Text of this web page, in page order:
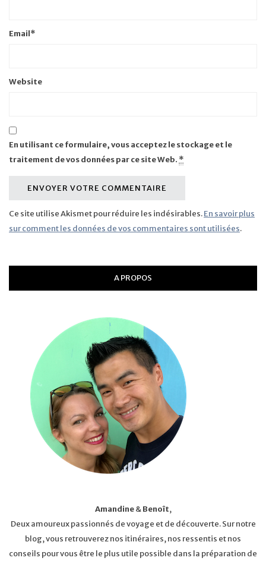
Email*
Website
En utilisant ce formulaire, vous acceptez le stockage et le
traitement de vos données par ce site Web. *
Ce site utilise Akismet pour réduire les indésirables.En savoir plus
sur comment les données de vos commentaires sont utilisées.
A PROPOS
Amandine&Benoît,
Deux amoureux passionnés de voyage et de découverte. Sur notre
blog, vous retrouverez nos itinéraires, nos ressentis et nos
conseils pour vous être le plus utile possible dans la préparation de